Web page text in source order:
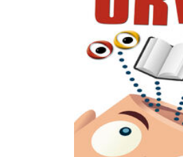
okiem jednego z największych ekspertów